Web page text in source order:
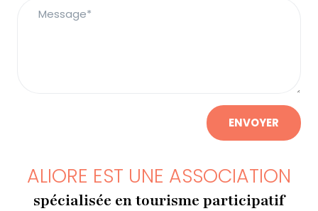
ENVOYER
ALIORE EST UNE ASSOCIATION
spécialisée en tourisme participatif